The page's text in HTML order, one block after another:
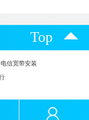
Top
信宽带安装